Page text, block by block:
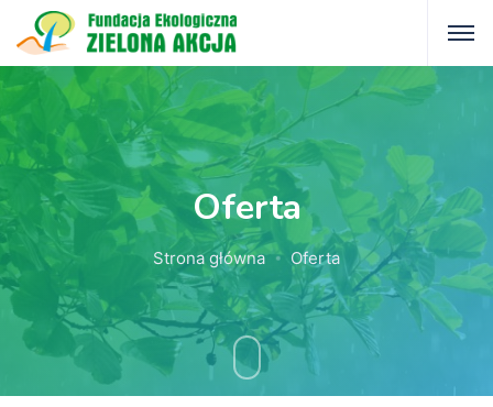
Oferta
Strona główna Oferta